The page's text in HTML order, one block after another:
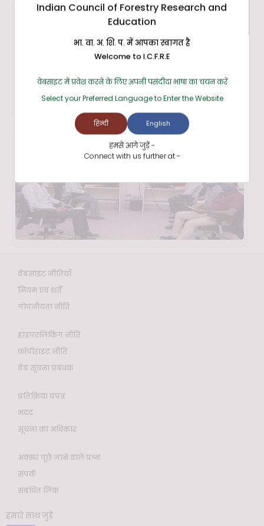
वेबसाइट नीतियाँ
नियम एवं शर्तें
गोपनीयता नीति
हाइपरलिंकिंग नीति
कॉपीराइट नीति
वेब सूचना प्रबंधक
प्रतिक्रिया प्रपत्र
मदद
सूचना का अधिकार
अक्सर पूछे जाने वाले प्रश्न
संपर्क
संबंधित लिंक
हमारे साथ जुड़ें
Indian Council of Forestry Research and
Education
भा. वा. अ. शि. प. में आपका स्वागत है
Welcome to I.C.F.R.E
वेबसाइट में प्रवेश करने के लिए अपनी पसंदीदा भाषा का चयन करें
Select your Preferred Language to Enter the Website
हिन्दी English
हमसे आगे जुड़ें -
Connect with us further at -